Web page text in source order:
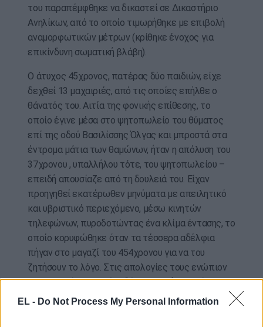
EL - Do Not Process My Personal Information
του παραπέμφθηκε να δικαστεί σε Δικαστήριο
Ανηλίκων, από το οποίο τιμωρήθηκε με επιβολή
αναμορφωτικών μέτρων (κρίθηκε ένοχος για
επικίνδυνη σωματική βλάβη).
Ο άτυχος 45χρονος, πατέρας δύο παιδιών, είχε
δεχθεί 13 μαχαιριές, από τις οποίες επήλθε ο
θάνατός του. Αιτία της φονικής επίθεσης, το
οποίο έγινε μέσα στο ψητοπωλείο του θύματος
επί της οδού Βασιλίσσης Όλγας και μπροστά στα
έντρομα μάτια των θαμώνων, ήταν η απόλυση του
37χρονου , υπαλλήλου τότε, του ψητοπωλείου –
επειδή απουσίαζε από τη δουλειά του. Είχαν
προηγηθεί εκατέρωθεν μηνύματα με απειλητικό
και υβριστικό περιεχόμενο, μέσω κινητών
τηλεφώνων, πυροδοτώντας ένα κλίμα έντασης, το
οποίο κορυφώθηκε όταν τα τέσσερα αδέλφια
πήγαν στο μαγαζί του 454χρονου για να του
ζητήσουν το λόγο. Στις απολογίες τους ενώπιον
του Εφετείου, τα τρία αδέλφια αρνήθηκαν ότι
είχαν σκοπό να σκοτώσουν το θύμα.